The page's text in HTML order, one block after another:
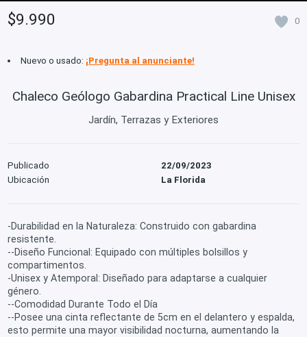
$9.990 0
Nuevo o usado: ¡Pregunta al anunciante!
Chaleco Geólogo Gabardina Practical Line Unisex
Jardín, Terrazas y Exteriores
Publicado
22/09/2023
Ubicación
La Florida
-Durabilidad en la Naturaleza: Construido con gabardina
resistente.
--Diseño Funcional: Equipado con múltiples bolsillos y
compartimentos.
-Unisex y Atemporal: Diseñado para adaptarse a cualquier
género.
--Comodidad Durante Todo el Día
--Posee una cinta reflectante de 5cm en el delantero y espalda,
esto permite una mayor visibilidad nocturna, aumentando la